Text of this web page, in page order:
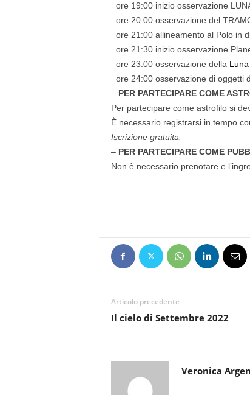
ore 19:00 inizio osservazione
ore 20:00 osservazione del
ore 21:00 allineamento al Polo in
ore 21:30 inizio osservazione
ore 23:00 osservazione della Luna
ore 24:00 osservazione di oggetti
–PER PARTECIPARE COME
Per partecipare come astrofilo si
È necessario registrarsi in tempo
Iscrizione gratuita.
– PER PARTECIPARE COME
Non è necessario prenotare e
Articolo precedente
Il cielo di Settembre 2022
Veronica